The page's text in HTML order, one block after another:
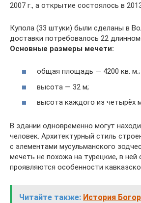
2007 г., а открытие состоялось в
Купола (33 штуки) были сделаны в
доставки потребовалось 22
Основные размеры мечети:
общая площадь — 4200 кв. м.;
высота — 32 м;
высота каждого из четырёх
В здании одновременно могут
человек. Архитектурный стиль
с элементами мусульманского
мечеть не похожа на турецкие, в ней
проявляются особенности
Читайте также: История